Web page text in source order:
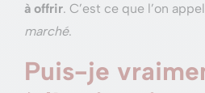
à offrir. C’est ce que l’on
marché.
Puis-je